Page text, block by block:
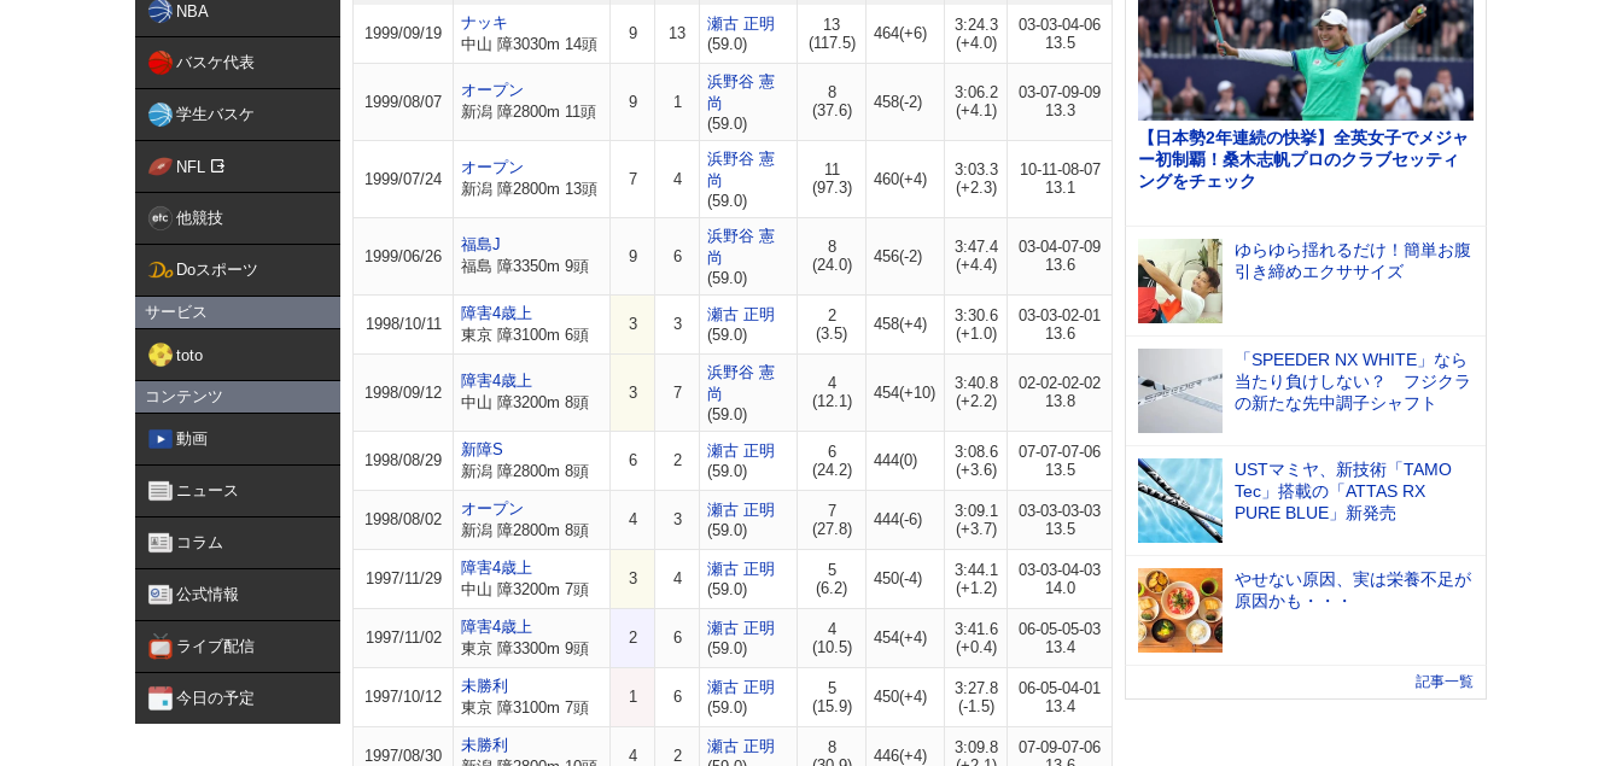
NBA
バスケ代表
学生バスケ
NFL
他競技
Doスポーツ
サービス
toto
コンテンツ
動画
ニュース
コラム
公式情報
ライブ配信
今日の予定
1999/09/19
ナッキ
中山 障3030m 14頭
9 13
瀬古 正明
(59.0)
13
(117.5)
464(+6)
3:24.3
(+4.0)
03-03-04-06
13.5
1999/08/07
オープン
新潟 障2800m 11頭
9 1
浜野谷 憲
尚
(59.0)
8
(37.6)
458(-2)
3:06.2
(+4.1)
03-07-09-09
13.3
1999/07/24
オープン
新潟 障2800m 13頭
7 4
浜野谷 憲
尚
(59.0)
11
(97.3)
460(+4)
3:03.3
(+2.3)
10-11-08-07
13.1
1999/06/26
福島J
福島 障3350m 9頭
9 6
浜野谷 憲
尚
(59.0)
8
(24.0)
456(-2)
3:47.4
(+4.4)
03-04-07-09
13.6
1998/10/11
障害4歳上
東京 障3100m 6頭
3 3
瀬古 正明
(59.0)
2
(3.5)
458(+4)
3:30.6
(+1.0)
03-03-02-01
13.6
1998/09/12
障害4歳上
中山 障3200m 8頭
3 7
浜野谷 憲
尚
(59.0)
4
(12.1)
454(+10)
3:40.8
(+2.2)
02-02-02-02
13.8
1998/08/29
新障S
新潟 障2800m 8頭
6 2
瀬古 正明
(59.0)
6
(24.2)
444(0)
3:08.6
(+3.6)
07-07-07-06
13.5
1998/08/02
オープン
新潟 障2800m 8頭
4 3
瀬古 正明
(59.0)
7
(27.8)
444(-6)
3:09.1
(+3.7)
03-03-03-03
13.5
1997/11/29
障害4歳上
中山 障3200m 7頭
3 4
瀬古 正明
(59.0)
5
(6.2)
450(-4)
3:44.1
(+1.2)
03-03-04-03
14.0
1997/11/02
障害4歳上
東京 障3300m 9頭
2 6
瀬古 正明
(59.0)
4
(10.5)
454(+4)
3:41.6
(+0.4)
06-05-05-03
13.4
1997/10/12
未勝利
東京 障3100m 7頭
1 6
瀬古 正明
(59.0)
5
(15.9)
450(+4)
3:27.8
(-1.5)
06-05-04-01
13.4
1997/08/30
未勝利
4 2
瀬古 正明
8
446(+4)
3:09.8
07-09-07-06
【日本勢2年連続の快挙】全英女子でメジャ
ー初制覇！桑木志帆プロのクラブセッティ
ングをチェック
ゆらゆら揺れるだけ！簡単お腹
引き締めエクササイズ
「SPEEDER NX WHITE」なら
当たり負けしない？ フジクラ
の新たな先中調子シャフト
USTマミヤ、新技術「TAMO
Tec」搭載の「ATTAS RX
PURE BLUE」新発売
やせない原因、実は栄養不足が
原因かも・・・
記事一覧